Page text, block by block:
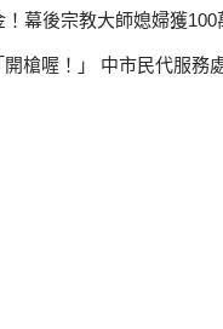
後宗教大師媳婦獲100萬交
槍喔！」 中市民代服務處